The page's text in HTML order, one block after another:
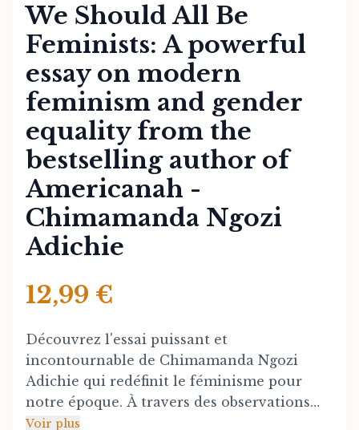
We Should All Be
Feminists: A powerful
essay on modern
feminism and gender
equality from the
bestselling author of
Americanah -
Chimamanda Ngozi
Adichie
12,99 €
Découvrez l'essai puissant et
incontournable de Chimamanda Ngozi
Adichie qui redéfinit le féminisme pour
notre époque. À travers des observations
acérées et des arguments convaincants,
Voir plus